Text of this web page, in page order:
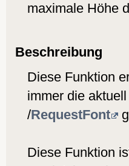
maximale Höhe
Beschreibung
Diese Funktion
immer die
/RequestFont
Diese Funktion